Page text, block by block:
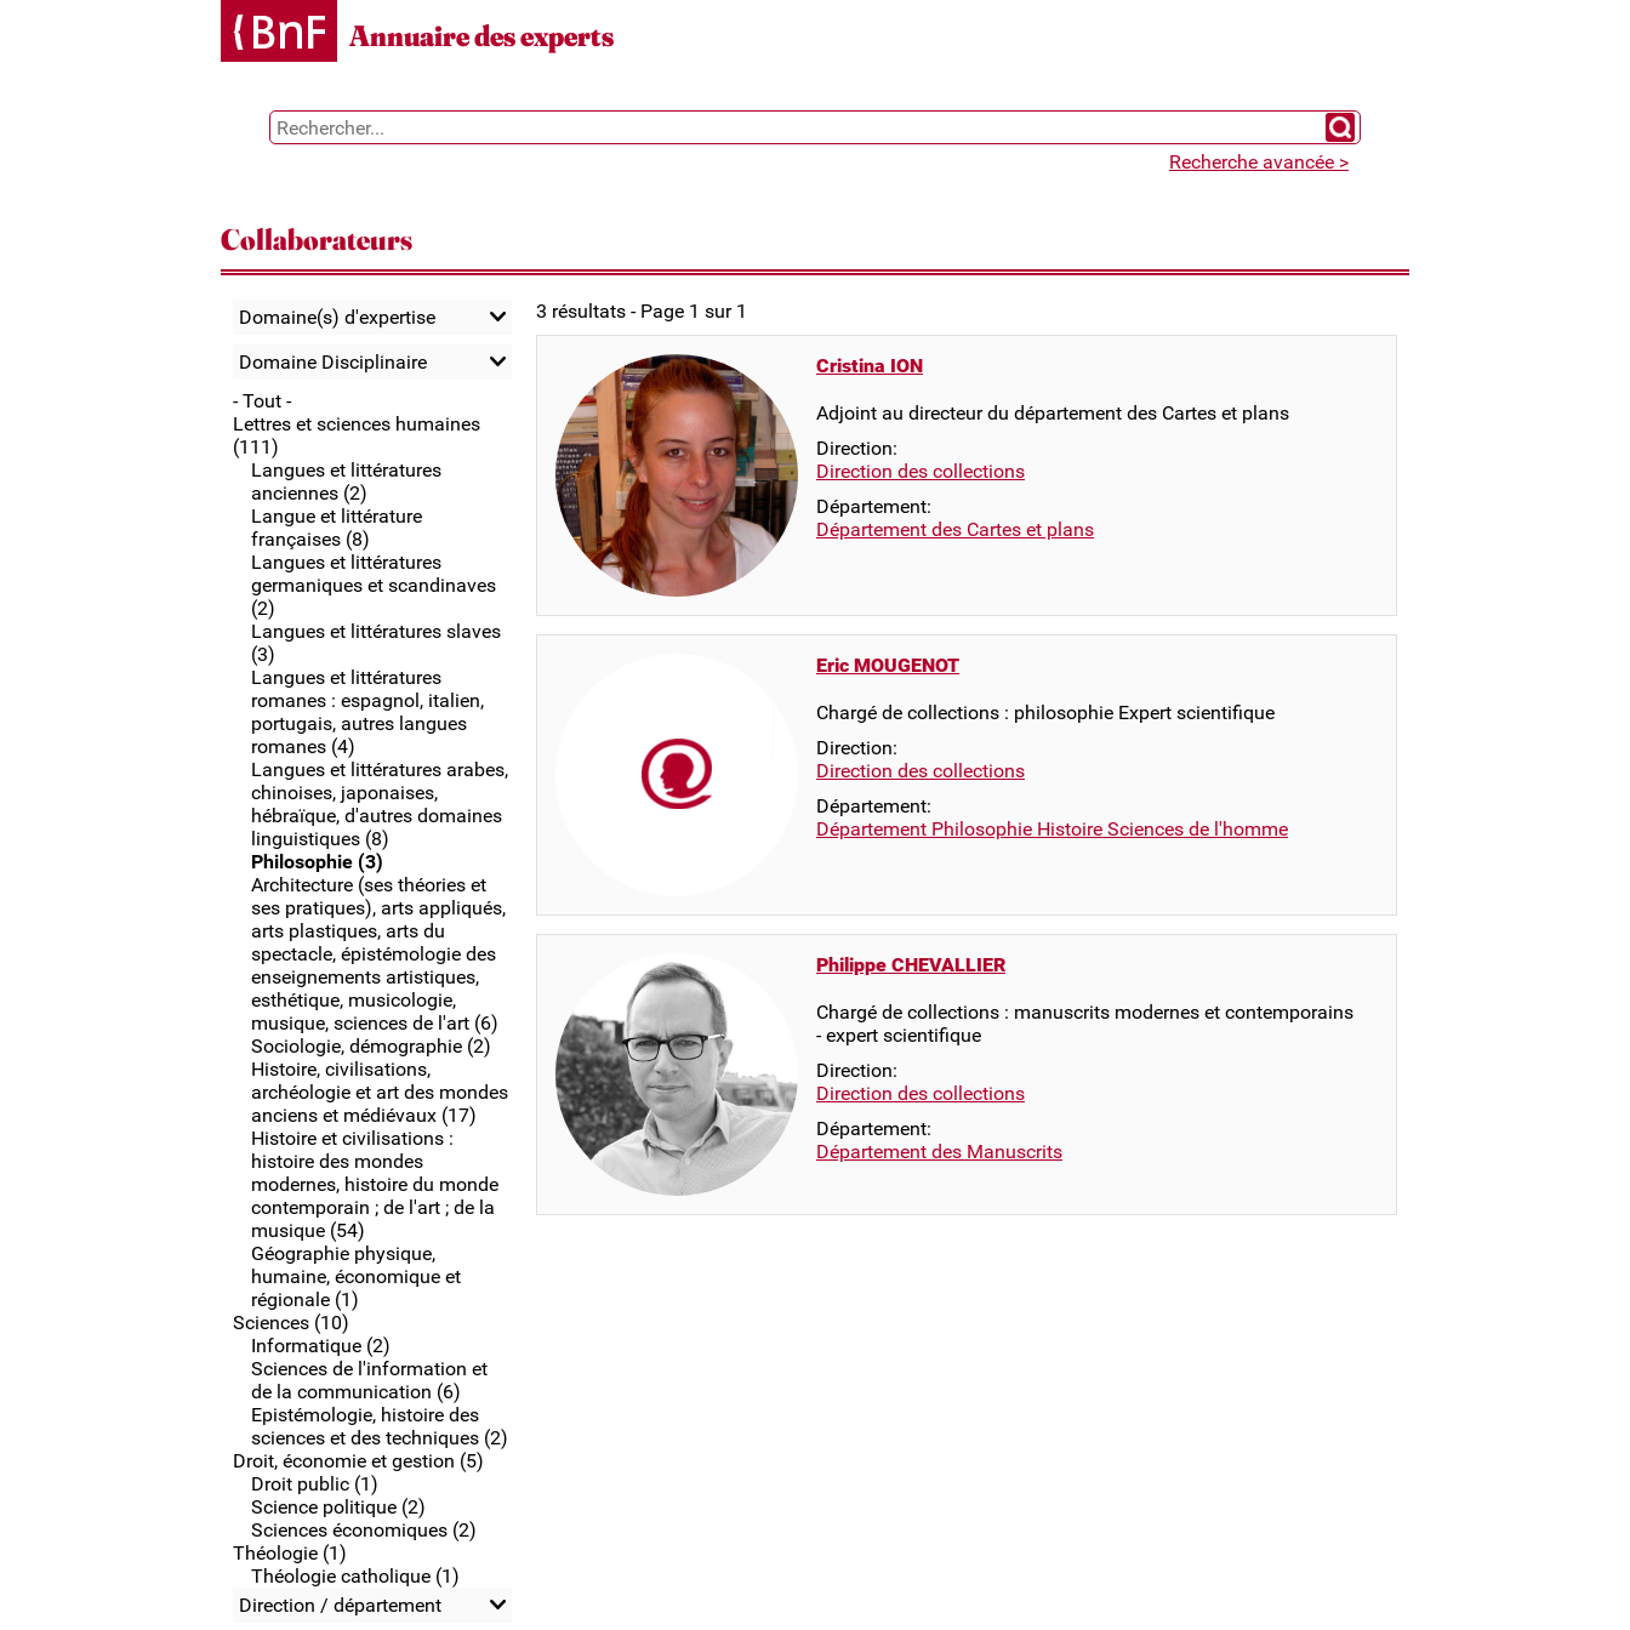
Annuaire des experts
Chercher un expert
Recherche avancée >
Collaborateurs
Domaine(s) d'expertise
Domaine Disciplinaire
- Tout -
Lettres et sciences humaines
(111)
Langues et littératures
anciennes (2)
Langue et littérature
françaises (8)
Langues et littératures
germaniques et scandinaves
(2)
Langues et littératures slaves
(3)
Langues et littératures
romanes : espagnol, italien,
portugais, autres langues
romanes (4)
Langues et littératures arabes,
chinoises, japonaises,
hébraïque, d'autres domaines
linguistiques (8)
Philosophie (3)
Architecture (ses théories et
ses pratiques), arts appliqués,
arts plastiques, arts du
spectacle, épistémologie des
enseignements artistiques,
esthétique, musicologie,
musique, sciences de l'art (6)
Sociologie, démographie (2)
Histoire, civilisations,
archéologie et art des mondes
anciens et médiévaux (17)
Histoire et civilisations :
histoire des mondes
modernes, histoire du monde
contemporain ; de l'art ; de la
musique (54)
Géographie physique,
humaine, économique et
régionale (1)
Sciences (10)
Informatique (2)
Sciences de l'information et
de la communication (6)
Epistémologie, histoire des
sciences et des techniques (2)
Droit, économie et gestion (5)
Droit public (1)
Science politique (2)
Sciences économiques (2)
Théologie (1)
Théologie catholique (1)
Direction / département
3 résultats - Page 1 sur 1
Cristina ION
Adjoint au directeur du département des Cartes et plans
Direction:
Direction des collections
Département:
Département des Cartes et plans
Eric MOUGENOT
Chargé de collections : philosophie Expert scientifique
Direction:
Direction des collections
Département:
Département Philosophie Histoire Sciences de l'homme
Philippe CHEVALLIER
Chargé de collections : manuscrits modernes et contemporains
- expert scientifique
Direction:
Direction des collections
Département:
Département des Manuscrits